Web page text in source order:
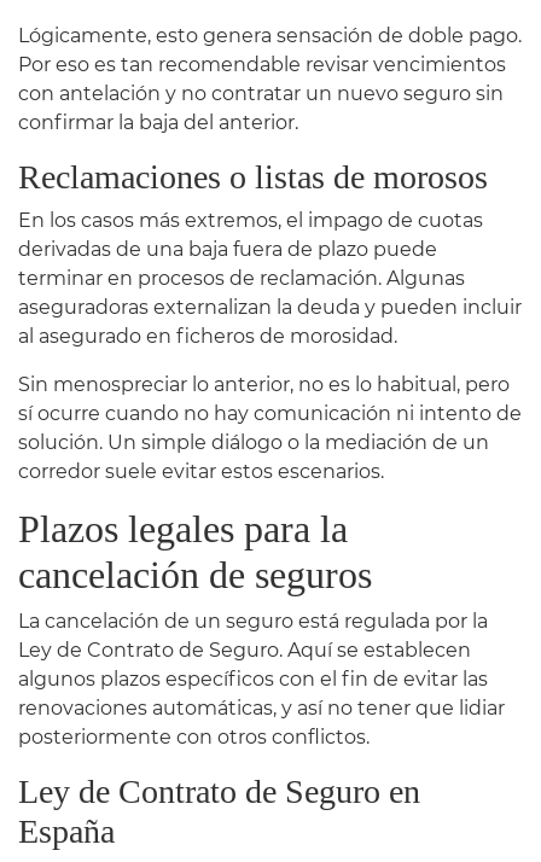
Lógicamente, esto genera sensación de doble pago.
Por eso es tan recomendable revisar vencimientos
con antelación y no contratar un nuevo seguro sin
confirmar la baja del anterior.
Reclamaciones o listas de morosos
En los casos más extremos, el impago de cuotas
derivadas de una baja fuera de plazo puede
terminar en procesos de reclamación. Algunas
aseguradoras externalizan la deuda y pueden incluir
al asegurado en ficheros de morosidad.
Sin menospreciar lo anterior, no es lo habitual, pero
sí ocurre cuando no hay comunicación ni intento de
solución. Un simple diálogo o la mediación de un
corredor suele evitar estos escenarios.
Plazos legales para la
cancelación de seguros
La cancelación de un seguro está regulada por la
Ley de Contrato de Seguro. Aquí se establecen
algunos plazos específicos con el fin de evitar las
renovaciones automáticas, y así no tener que lidiar
posteriormente con otros conflictos.
Ley de Contrato de Seguro en
España